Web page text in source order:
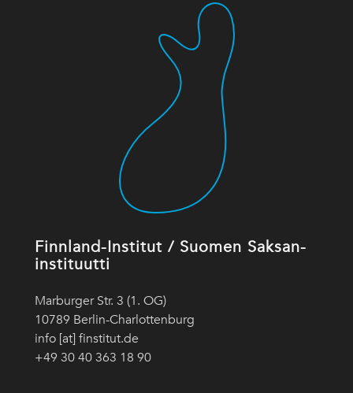
Finnland-Institut / Suomen Saksan-
instituutti
Marburger Str. 3 (1. OG)
10789 Berlin-Charlottenburg
info [at] finstitut.de
+49 30 40 363 18 90